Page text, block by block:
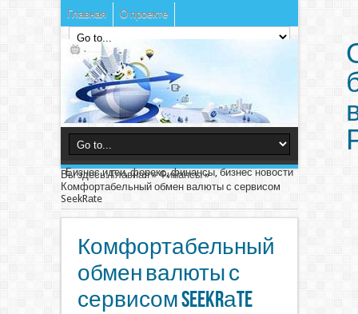
Главная О проекте
Бизнес идеи, форекс, финансы, бизнес новости
Вы здесь:Главная»Финансы»
Комфортабельный обмен валюты с сервисом
SeekRаte
Комфортабельный
обмен валюты с
сервисом SeekRаte